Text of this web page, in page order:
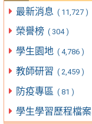
最新消息 ( 11,727 )
榮譽榜 ( 304 )
學生園地 ( 4,786 )
教師研習 ( 2,459 )
防疫專區 ( 81 )
學生學習歷程檔案